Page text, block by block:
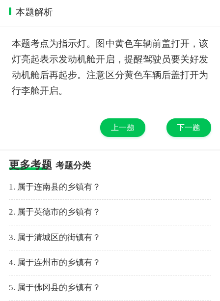
本题解析
本题考点为指示灯。图中黄色车辆前盖打开，该
灯亮起表示发动机舱开启，提醒驾驶员要关好发
动机舱后再起步。注意区分黄色车辆后盖打开为
行李舱开启。
上一题 下一题
更多考题 考题分类
1. 属于连南县的乡镇有？
2. 属于英德市的乡镇有？
3. 属于清城区的街镇有？
4. 属于连州市的乡镇有？
5. 属于佛冈县的乡镇有？